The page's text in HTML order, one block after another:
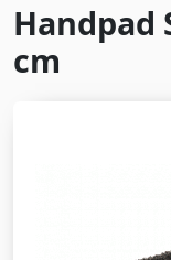
Handpad
cm